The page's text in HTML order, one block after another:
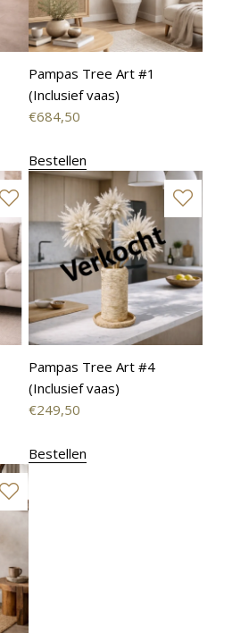
Pampas Tree Art #1
(Inclusief vaas)
€684,50
Bestellen
Pampas Tree Art #4
(Inclusief vaas)
€249,50
Bestellen